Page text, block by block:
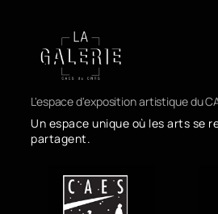
L'espace d'exposition artistique du
Un espace unique où les arts se
partagent.